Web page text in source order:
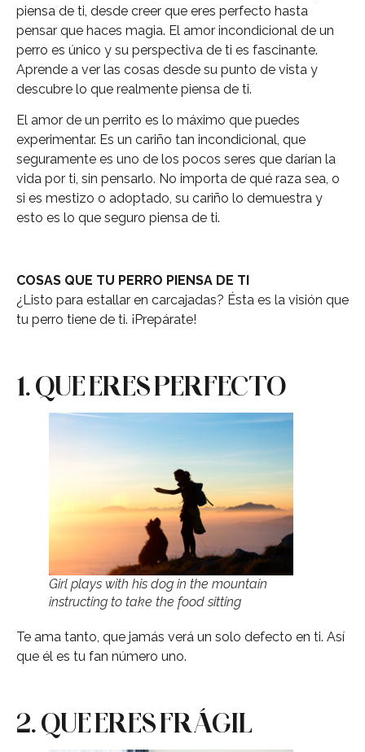
piensa de ti, desde creer que eres perfecto hasta
pensar que haces magia. El amor incondicional de un
perro es único y su perspectiva de ti es fascinante.
Aprende a ver las cosas desde su punto de vista y
descubre lo que realmente piensa de ti.
El amor de un perrito es lo máximo que puedes
experimentar. Es un cariño tan incondicional, que
seguramente es uno de los pocos seres que darían la
vida por ti, sin pensarlo. No importa de qué raza sea, o
si es mestizo o adoptado, su cariño lo demuestra y
esto es lo que seguro piensa de ti.
COSAS QUE TU PERRO PIENSA DE TI
¿Listo para estallar en carcajadas? Ésta es la visión que
tu perro tiene de ti. ¡Prepárate!
1. QUE ERES PERFECTO
Girl plays with his dog in the mountain
instructing to take the food sitting
Te ama tanto, que jamás verá un solo defecto en ti. Así
que él es tu fan número uno.
2. QUE ERES FRÁGIL